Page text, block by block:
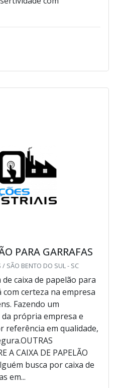
PARA GARRAFAS
/ SÃO BENTO DO SUL - SC
caixa de papelão para
certeza na empresa
Fazendo um
própria empresa e
referência em qualidade,
A CAIXA DE PAPELÃO
busca por caixa de
em...